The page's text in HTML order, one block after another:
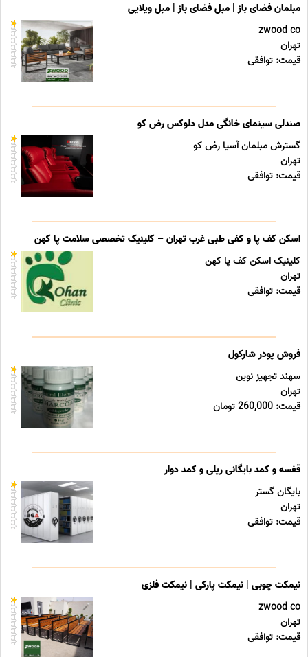
مبلمان فضای باز | مبل فضای باز | مبل ویلایی
zwood co
تهران
قیمت: توافقی
صندلی سینمای خانگی مدل دلوکس رض کو
گسترش مبلمان آسیا رض کو
تهران
قیمت: توافقی
اسکن کف پا و کفی طبی غرب تهران – کلینیک تخصصی سلامت پا کهن
کلینیک اسکن کف پا کهن
تهران
قیمت: توافقی
فروش پودر شارکول
سهند تجهیز نوین
تهران
قیمت: 260,000 تومان
قفسه و کمد بایگانی ریلی و کمد دوار
بایگان گستر
تهران
قیمت: توافقی
نیمکت چوبی | نیمکت پارکی | نیمکت فلزی
zwood co
تهران
قیمت: توافقی